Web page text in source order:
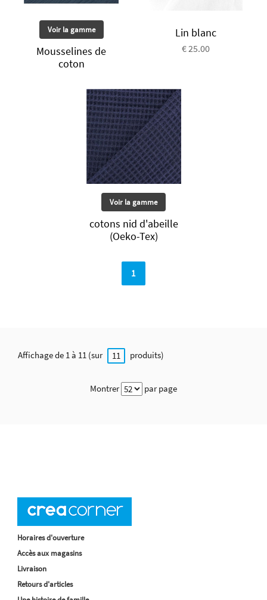
Voir la gamme
Mousselines de
coton
Lin blanc
€ 25.00
Voir la gamme
cotons nid d'abeille
(Oeko-Tex)
1
Affichage de 1 à 11 (sur 11 produits)
Montrer par page
Horaires d'ouverture
Accès aux magasins
Livraison
Retours d'articles